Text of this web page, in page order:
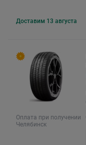
Доставим 13 августа
Оплата при получении
Челябинск